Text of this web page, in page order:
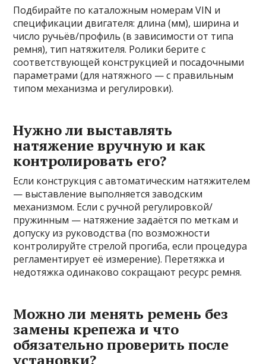
Подбирайте по каталожным номерам VIN и
спецификации двигателя: длина (мм), ширина и
число ручьёв/профиль (в зависимости от типа
ремня), тип натяжителя. Ролики берите с
соответствующей конструкцией и посадочными
параметрами (для натяжного — с правильным
типом механизма и регулировки).
Нужно ли выставлять
натяжение вручную и как
контролировать его?
Если конструкция с автоматическим натяжителем
— выставление выполняется заводским
механизмом. Если с ручной регулировкой/
пружинным — натяжение задаётся по меткам и
допуску из руководства (по возможности
контролируйте стрелой прогиба, если процедура
регламентирует её измерение). Перетяжка и
недотяжка одинаково сокращают ресурс ремня.
Можно ли менять ремень без
замены крепежа и что
обязательно проверить после
установки?